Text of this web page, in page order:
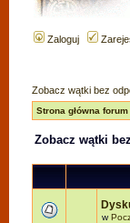
Zaloguj
Zobacz wątki bez
Strona główna forum
Zobacz wątki
w